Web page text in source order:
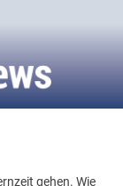
gehen. Wie